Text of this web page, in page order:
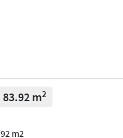
83.92 m2